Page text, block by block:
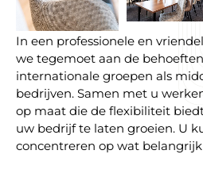
In een professionele en
we tegemoet aan de
internationale groepen als
bedrijven. Samen met u
op maat die de flexibiliteit
uw bedrijf te laten groeien. U
concentreren op wat belangrijk